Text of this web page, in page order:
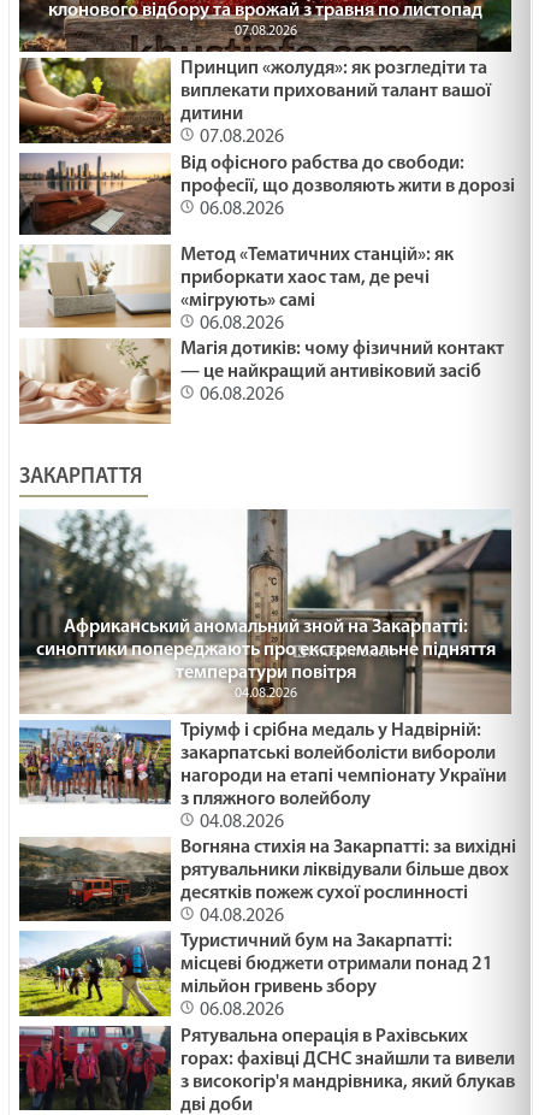
клонового відбору та врожай з травня по листопад
07.08.2026
Принцип «жолудя»: як розгледіти та
виплекати прихований талант вашої
дитини
07.08.2026
Від офісного рабства до свободи:
професії, що дозволяють жити в дорозі
06.08.2026
Метод «Тематичних станцій»: як
приборкати хаос там, де речі
«мігрують» самі
06.08.2026
Магія дотиків: чому фізичний контакт
— це найкращий антивіковий засіб
06.08.2026
ЗАКАРПАТТЯ
Африканський аномальний зной на Закарпатті:
синоптики попереджають про екстремальне підняття
температури повітря
04.08.2026
Тріумф і срібна медаль у Надвірній:
закарпатські волейболісти вибороли
нагороди на етапі чемпіонату України
з пляжного волейболу
04.08.2026
Вогняна стихія на Закарпатті: за вихідні
рятувальники ліквідували більше двох
десятків пожеж сухої рослинності
04.08.2026
Туристичний бум на Закарпатті:
місцеві бюджети отримали понад 21
мільйон гривень збору
06.08.2026
Рятувальна операція в Рахівських
горах: фахівці ДСНС знайшли та вивели
з високогір'я мандрівника, який блукав
дві доби